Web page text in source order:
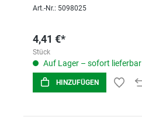
Art.-Nr.: 5098025
4,41 €*
Stück
Auf Lager – sofort lieferbar
HINZUFÜGEN